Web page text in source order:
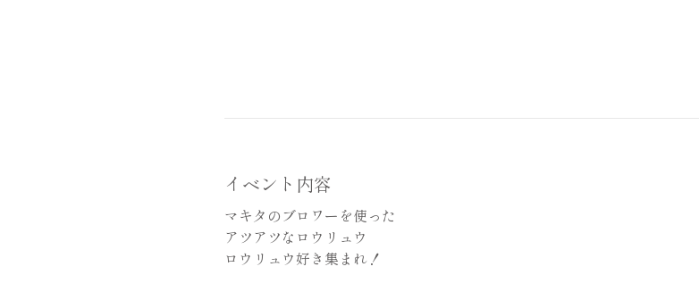
イベント内容
マキタのブロワーを使った
アツアツなロウリュウ
ロウリュウ好き集まれ！